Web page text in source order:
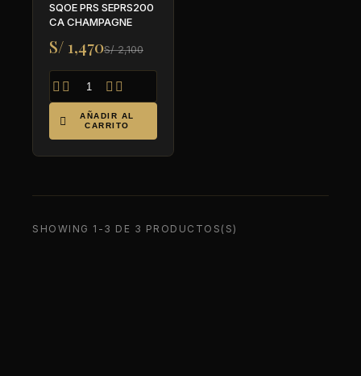
SQOE PRS SEPRS200
CA CHAMPAGNE
S/ 1,470S/ 2,100
   

AÑADIR AL
CARRITO
SHOWING 1-3 DE 3 PRODUCTOS(S)